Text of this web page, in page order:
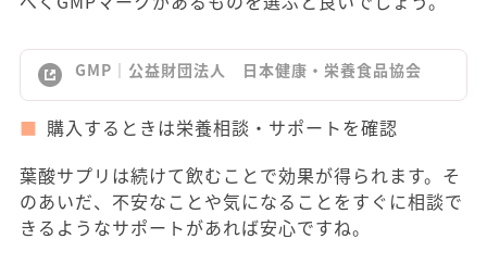
GMP｜公益財団法人 日本健康・栄養食品協会
購入するときは栄養相談・サポートを確認
葉酸サプリは続けて飲むことで効果が得られます。そ
のあいだ、不安なことや気になることをすぐに相談で
きるようなサポートがあれば安心ですね。